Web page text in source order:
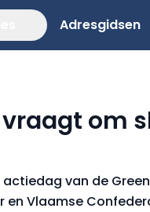
Adresgidsen
om
van de
Vlaamse